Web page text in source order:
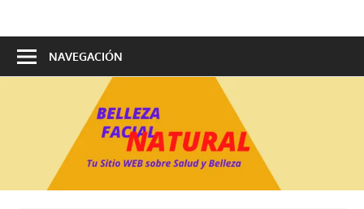
contenido
Belleza
Facial
Natural
con
NAVEGACIÓN